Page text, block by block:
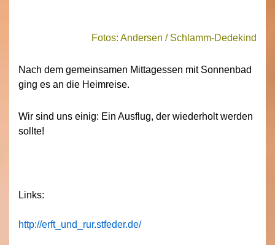
Fotos: Andersen / Schlamm-Dedekind
Nach dem gemeinsamen Mittagessen mit Sonnenbad
ging es an die Heimreise.
Wir sind uns einig: Ein Ausflug, der wiederholt werden
sollte!
Links:
http://erft_und_rur.stfeder.de/